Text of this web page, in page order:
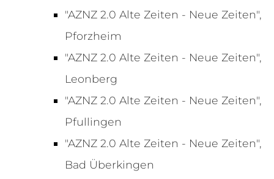
"AZNZ 2.0 Alte Zeiten - Neue Zeiten",
Pforzheim
"AZNZ 2.0 Alte Zeiten - Neue Zeiten",
Leonberg
"AZNZ 2.0 Alte Zeiten - Neue Zeiten",
Pfullingen
"AZNZ 2.0 Alte Zeiten - Neue Zeiten",
Bad Überkingen